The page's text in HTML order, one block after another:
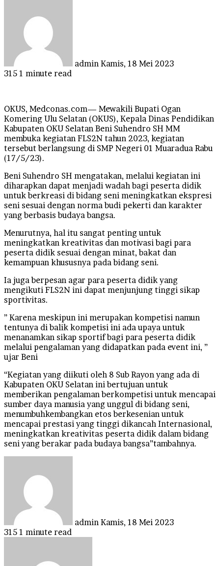
admin Kamis, 18 Mei 2023
315 1 minute read
OKUS, Medconas.com— Mewakili Bupati Ogan
Komering Ulu Selatan (OKUS), Kepala Dinas Pendidikan
Kabupaten OKU Selatan Beni Suhendro SH MM
membuka kegiatan FLS2N tahun 2023, kegiatan
tersebut berlangsung di SMP Negeri 01 Muaradua Rabu
(17/5/23).
Beni Suhendro SH mengatakan, melalui kegiatan ini
diharapkan dapat menjadi wadah bagi peserta didik
untuk berkreasi di bidang seni meningkatkan ekspresi
seni sesuai dengan norma budi pekerti dan karakter
yang berbasis budaya bangsa.
Menurutnya, hal itu sangat penting untuk
meningkatkan kreativitas dan motivasi bagi para
peserta didik sesuai dengan minat, bakat dan
kemampuan khususnya pada bidang seni.
Ia juga berpesan agar para peserta didik yang
mengikuti FLS2N ini dapat menjunjung tinggi sikap
sportivitas.
” Karena meskipun ini merupakan kompetisi namun
tentunya di balik kompetisi ini ada upaya untuk
menanamkan sikap sportif bagi para peserta didik
melalui pengalaman yang didapatkan pada event ini, ”
ujar Beni
“Kegiatan yang diikuti oleh 8 Sub Rayon yang ada di
Kabupaten OKU Selatan ini bertujuan untuk
memberikan pengalaman berkompetisi untuk mencapai
sumber daya manusia yang unggul di bidang seni,
menumbuhkembangkan etos berkesenian untuk
mencapai prestasi yang tinggi dikancah Internasional,
meningkatkan kreativitas peserta didik dalam bidang
seni yang berakar pada budaya bangsa”tambahnya.
admin Kamis, 18 Mei 2023
315 1 minute read